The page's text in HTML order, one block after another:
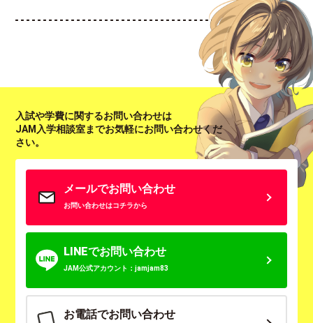
入試や学費に関するお問い合わせは
JAM入学相談室までお気軽にお問い合わせくだ
さい。
メールでお問い合わせ
お問い合わせはコチラから
LINEでお問い合わせ
JAM公式アカウント：jamjam83
お電話でお問い合わせ